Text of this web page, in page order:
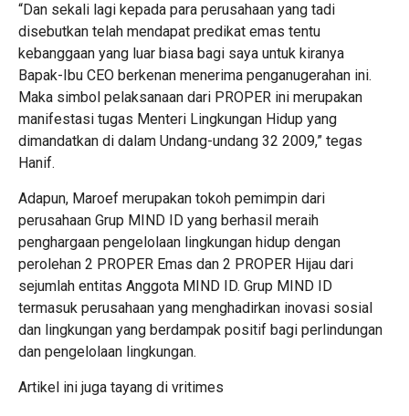
“Dan sekali lagi kepada para perusahaan yang tadi
disebutkan telah mendapat predikat emas tentu
kebanggaan yang luar biasa bagi saya untuk kiranya
Bapak-Ibu CEO berkenan menerima penganugerahan ini.
Maka simbol pelaksanaan dari PROPER ini merupakan
manifestasi tugas Menteri Lingkungan Hidup yang
dimandatkan di dalam Undang-undang 32 2009,” tegas
Hanif.
Adapun, Maroef merupakan tokoh pemimpin dari
perusahaan Grup MIND ID yang berhasil meraih
penghargaan pengelolaan lingkungan hidup dengan
perolehan 2 PROPER Emas dan 2 PROPER Hijau dari
sejumlah entitas Anggota MIND ID. Grup MIND ID
termasuk perusahaan yang menghadirkan inovasi sosial
dan lingkungan yang berdampak positif bagi perlindungan
dan pengelolaan lingkungan.
Artikel ini juga tayang di vritimes